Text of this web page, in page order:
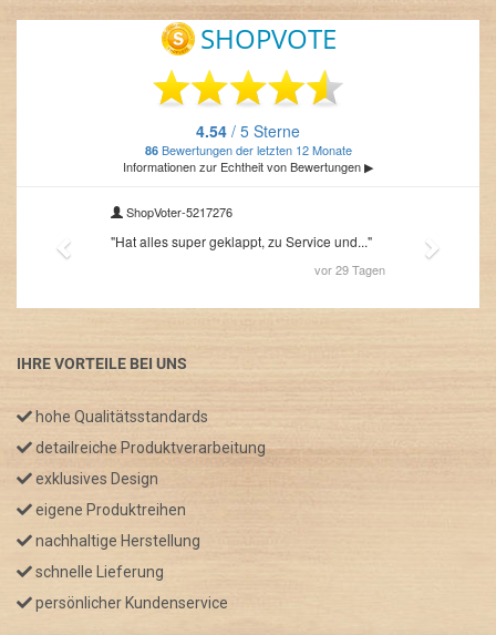
IHRE VORTEILE BEI UNS
hohe Qualitätsstandards
detailreiche Produktverarbeitung
exklusives Design
eigene Produktreihen
nachhaltige Herstellung
schnelle Lieferung
persönlicher Kundenservice